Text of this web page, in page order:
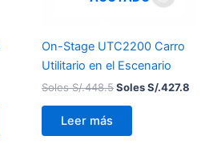
On-Stage UTC2200 Carro
Utilitario en el Escenario
Soles S/.448.5Soles S/.427.8
Leer más